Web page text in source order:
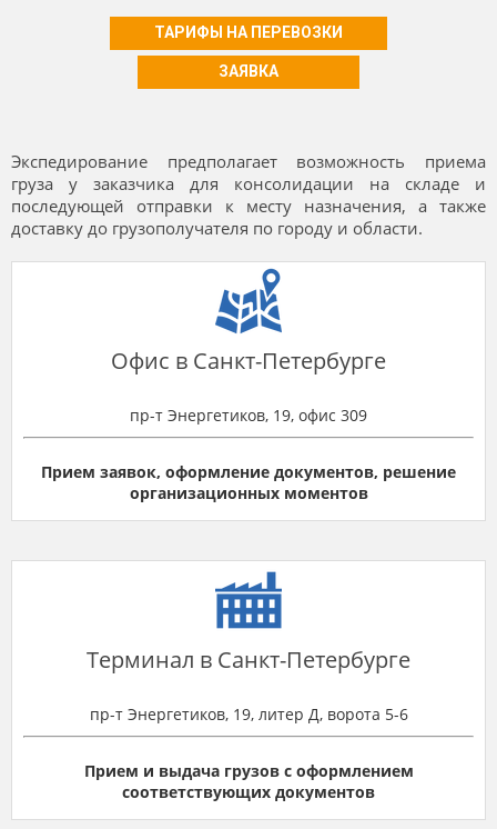
ТАРИФЫ НА ПЕРЕВОЗКИ
ЗАЯВКА
Экспедирование предполагает возможность приема
груза у заказчика для консолидации на складе и
последующей отправки к месту назначения, а также
доставку до грузополучателя по городу и области.
Офис в Санкт-Петербурге
пр-т Энергетиков, 19, офис 309
Прием заявок, оформление документов, решение
организационных моментов
Терминал в Санкт-Петербурге
пр-т Энергетиков, 19, литер Д, ворота 5-6
Прием и выдача грузов с оформлением
соответствующих документов